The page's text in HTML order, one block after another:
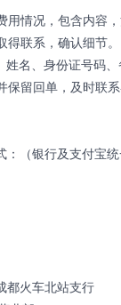
情况，包含内容
联系，确认细节。
名、身份证号码
保留回单，及时联
（银行及支付宝
都火车北站支行